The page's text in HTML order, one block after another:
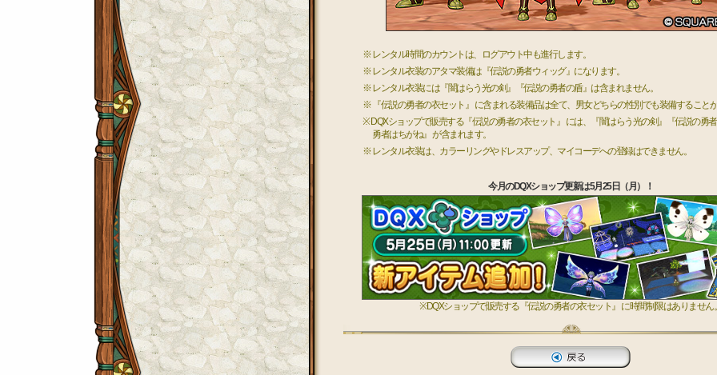
※ レンタル時間のカウントは、ログアウト中も進行します。
※ レンタル衣装のアタマ装備は『伝説の勇者ウィッグ』になります。
※ レンタル衣装には『闇はらう光の剣』『伝説の勇者の盾』は含まれません。
※ 『伝説の勇者の衣セット』 に含まれる装備品は全て、男女どちらの性別でも装備すること
※ DQXショップで販売する『伝説の勇者の衣セット』 には、『闇はらう光の剣』『伝説の勇
勇者はちがね』 が含まれます。
※ レンタル衣装は、カラーリングやドレスアップ、マイコーデへの登録はできません。
今月のDQXショップ更新は5月25日（月）！
※DQXショップで販売する『伝説の勇者の衣セット』 に時間制限はありません